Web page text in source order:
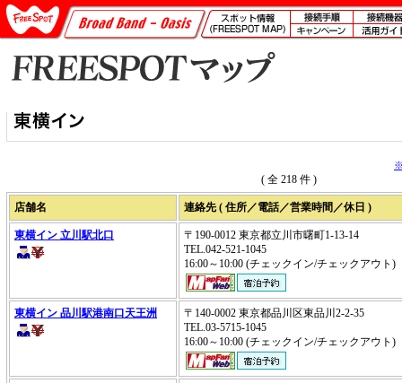
※
( 全 218 件 )
店舗名 連絡先 ( 住所／電話／営業時間／休日 )
東横イン 立川駅北口
〒190-0012 東京都立川市曙町1-13-14
TEL.042-521-1045
16:00～10:00 (チェックイン/チェックアウ
東横イン 品川駅港南口天王洲
〒140-0002 東京都品川区東品川2-2-35
TEL.03-5715-1045
16:00～10:00 (チェックイン/チェックアウ